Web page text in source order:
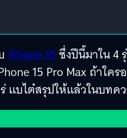
iPhone 15ซึ่งปีนี้มาใน 4
15 Pro Max ถ้าใ
แบไต๋สรุปให้แล้วในบทค